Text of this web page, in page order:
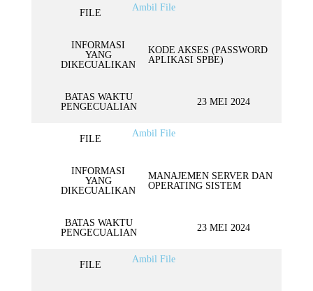
FILE
Ambil File
INFORMASI
YANG
DIKECUALIKAN
KODE AKSES (PASSWORD
APLIKASI SPBE)
BATAS WAKTU
PENGECUALIAN
23 MEI 2024
FILE
Ambil File
INFORMASI
YANG
DIKECUALIKAN
MANAJEMEN SERVER DAN
OPERATING SISTEM
BATAS WAKTU
PENGECUALIAN
23 MEI 2024
FILE
Ambil File